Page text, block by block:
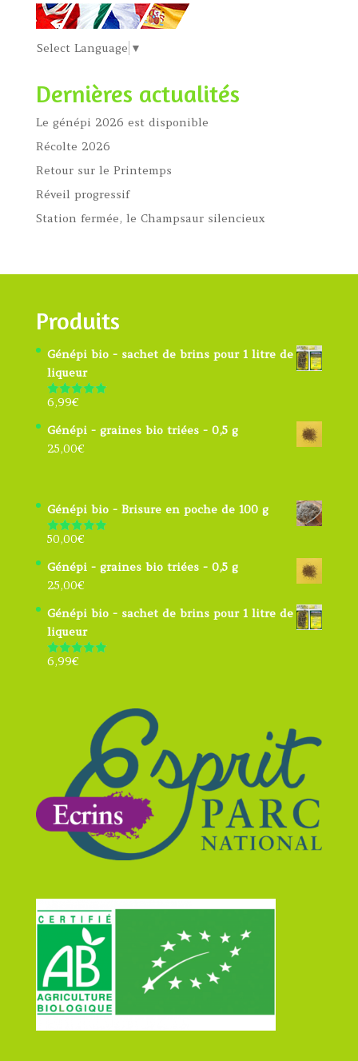
Select Language ▼
Dernières actualités
Le génépi 2026 est disponible
Récolte 2026
Retour sur le Printemps
Réveil progressif
Station fermée, le Champsaur silencieux
Produits
Génépi bio - sachet de brins pour 1 litre de
liqueur
Note4.91
6,99€
Génépi - graines bio triées - 0,5 g
25,00€
Génépi bio - Brisure en poche de 100 g
Note5.00
50,00€
Génépi - graines bio triées - 0,5 g
25,00€
Génépi bio - sachet de brins pour 1 litre de
liqueur
Note4.91
6,99€